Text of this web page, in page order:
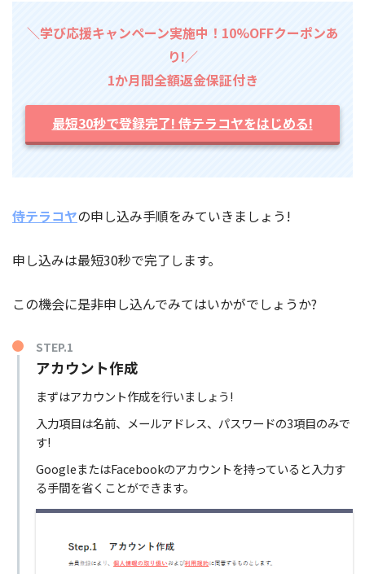
＼学び応援キャンペーン実施中！10%OFFクーポンあ
り!／
1か月間全額返金保証付き
最短30秒で登録完了! 侍テラコヤをはじめる!
侍テラコヤの申し込み手順をみていきましょう!
申し込みは最短30秒で完了します。
この機会に是非申し込んでみてはいかがでしょうか?
STEP.1
アカウント作成
まずはアカウント作成を行いましょう!
入力項目は名前、メールアドレス、パスワードの3項目のみで
す!
GoogleまたはFacebookのアカウントを持っていると入力す
る手間を省くことができます。